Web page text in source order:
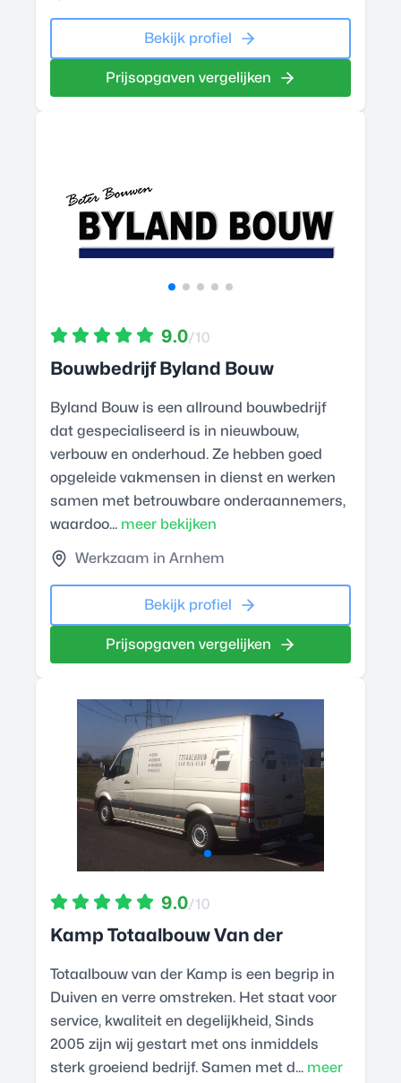
Bekijk profiel
Prijsopgaven vergelijken
9.0/10
Bouwbedrijf Byland Bouw
Byland Bouw is een allround bouwbedrijf
dat gespecialiseerd is in nieuwbouw,
verbouw en onderhoud. Ze hebben goed
opgeleide vakmensen in dienst en werken
samen met betrouwbare onderaannemers,
waardoo... meer bekijken
Werkzaam in Arnhem
Bekijk profiel
Prijsopgaven vergelijken
9.0/10
Kamp Totaalbouw Van der
Totaalbouw van der Kamp is een begrip in
Duiven en verre omstreken. Het staat voor
service, kwaliteit en degelijkheid, Sinds
2005 zijn wij gestart met ons inmiddels
sterk groeiend bedrijf. Samen met d... meer